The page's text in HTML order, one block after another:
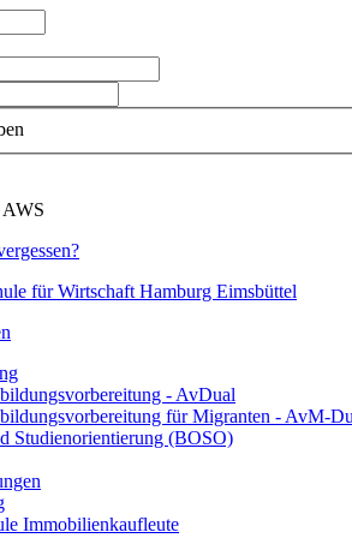
- AvDual
für Migranten - AvM-
Studienorientierung (BOSO)
Immobilienkaufleute